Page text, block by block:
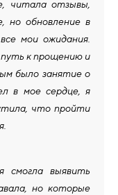
читала отзывы,
но обновление в
мои ожидания.
путь к прощению и
было занятие о
в мое сердце, я
что пройти
смогла выявить
но которые